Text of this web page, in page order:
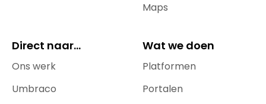
Maps
Direct naar...
Ons werk
Umbraco
Wat we doen
Platformen
Portalen